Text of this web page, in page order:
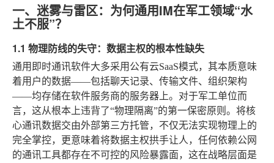
一、迷雾与雷区：为何通用IM在军工领域“水
土不服”？
1.1 物理防线的失守：数据主权的根本性缺失
通用即时通讯软件大多采用公有云SaaS模式，其本质意味
着用户的数据——包括聊天记录、传输文件、组织架构
——均存储在软件服务商的服务器上。对于军工单位而
言，这从根本上违背了“物理隔离”的第一保密原则。将核
心通讯数据交由外部第三方托管，不仅无法实现物理上的
完全掌控，更意味着将数据主权拱手让人，任何依赖公网
的通讯工具都存在不可控的风险暴露面，这在战略层面是